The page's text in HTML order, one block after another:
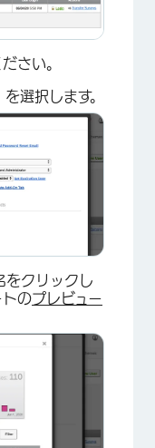
×
×
さい。
を選択します。
をクリックし
トのプレビュー